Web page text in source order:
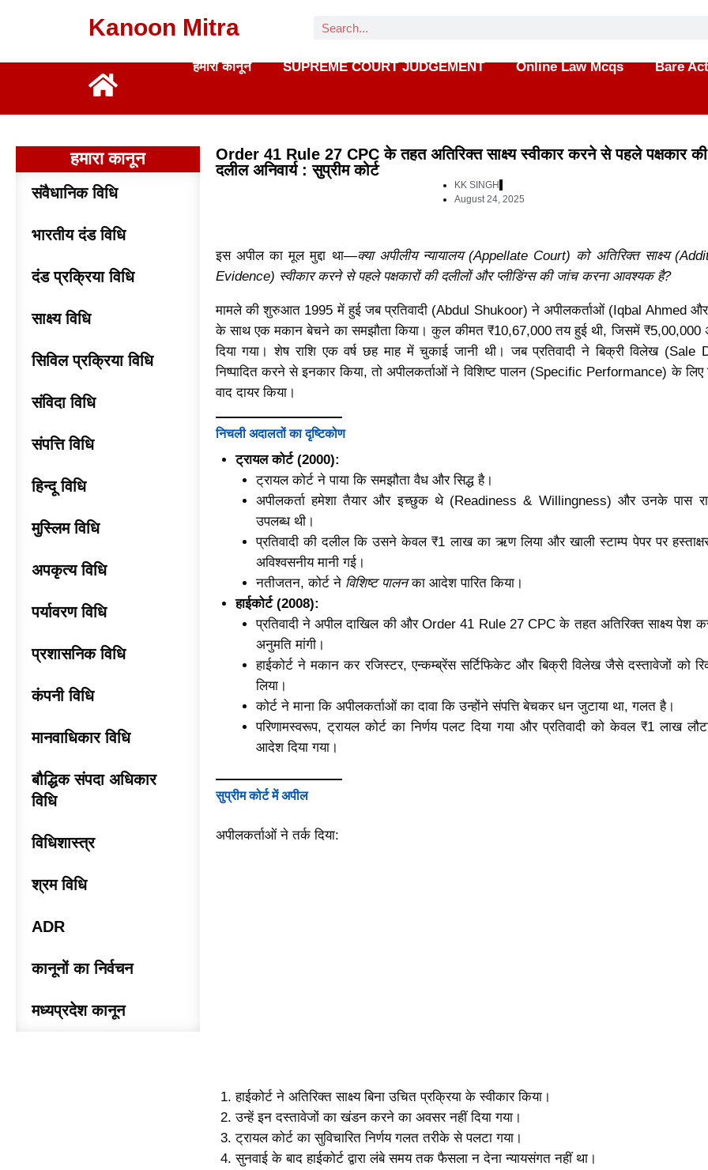
Kanoon Mitra
हमारा कानून SUPREME COURT JUDGEMENT Online Law Mcqs Bare
हमारा कानून
संवैधानिक विधि
भारतीय दंड विधि
दंड प्रक्रिया विधि
साक्ष्य विधि
सिविल प्रक्रिया विधि
संविदा विधि
संपत्ति विधि
हिन्दू विधि
मुस्लिम विधि
अपकृत्य विधि
पर्यावरण विधि
प्रशासनिक विधि
कंपनी विधि
मानवाधिकार विधि
बौद्धिक संपदा अधिकार
विधि
विधिशास्त्र
श्रम विधि
ADR
कानूनों का निर्वचन
मध्यप्रदेश कानून
Order 41 Rule 27 CPC के तहत अतिरिक्त साक्ष्य स्वीकार करने से पहले पक्षकार की
दलील अनिवार्य : सुप्रीम कोर्ट
KK SINGH
August 24, 2025
इस अपील का मूल मुद्दा था—क्या अपीलीय न्यायालय (Appellate Court) को अतिरिक्त साक्ष्य
Evidence) स्वीकार करने से पहले पक्षकारों की दलीलों और प्लीडिंग्स की जांच करना आवश्यक है?
मामले की शुरुआत 1995 में हुई जब प्रतिवादी (Abdul Shukoor) ने अपीलकर्ताओं (Iqbal Ahmed
के साथ एक मकान बेचने का समझौता किया। कुल कीमत ₹10,67,000 तय हुई थी, जिसमें ₹5,00,000
दिया गया। शेष राशि एक वर्ष छह माह में चुकाई जानी थी। जब प्रतिवादी ने बिक्री विलेख (Sale
निष्पादित करने से इनकार किया, तो अपीलकर्ताओं ने विशिष्ट पालन (Specific Performance) के लिए
वाद दायर किया।
निचली अदालतों का दृष्टिकोण
ट्रायल कोर्ट (2000):
ट्रायल कोर्ट ने पाया कि समझौता वैध और सिद्ध है।
अपीलकर्ता हमेशा तैयार और इच्छुक थे (Readiness & Willingness) और उनके पास
उपलब्ध थी।
प्रतिवादी की दलील कि उसने केवल ₹1 लाख का ऋण लिया और खाली स्टाम्प पेपर पर
अविश्वसनीय मानी गई।
नतीजतन, कोर्ट ने विशिष्ट पालनका आदेश पारित किया।
हाईकोर्ट (2008):
प्रतिवादी ने अपील दाखिल की और Order 41 Rule 27 CPC के तहत अतिरिक्त साक्ष्य पेश
अनुमति मांगी।
हाईकोर्ट ने मकान कर रजिस्टर, एन्कम्ब्रेंस सर्टिफिकेट और बिक्री विलेख जैसे दस्तावेजों को
लिया।
कोर्ट ने माना कि अपीलकर्ताओं का दावा कि उन्होंने संपत्ति बेचकर धन जुटाया था, गलत है।
परिणामस्वरूप, ट्रायल कोर्ट का निर्णय पलट दिया गया और प्रतिवादी को केवल ₹1 लाख
आदेश दिया गया।
सुप्रीम कोर्ट में अपील
अपीलकर्ताओं ने तर्क दिया:
हाईकोर्ट ने अतिरिक्त साक्ष्य बिना उचित प्रक्रिया के स्वीकार किया।
उन्हें इन दस्तावेजों का खंडन करने का अवसर नहीं दिया गया।
ट्रायल कोर्ट का सुविचारित निर्णय गलत तरीके से पलटा गया।
सुनवाई के बाद हाईकोर्ट द्वारा लंबे समय तक फैसला न देना न्यायसंगत नहीं था।